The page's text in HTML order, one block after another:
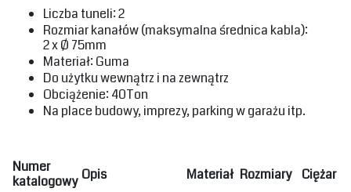
‎Liczba tuneli: 2‎
‎Rozmiar kanałów (maksymalna średnica kabla):‎
‎2 x Ø 75mm‎
‎Materiał: Guma‎
‎Do użytku wewnątrz i na zewnątrz‎
‎Obciążenie: 40Ton‎
‎Na place budowy, imprezy, parking w garażu itp.
Numer
katalogowy ‎Opis‎ ‎Materiał‎ ‎Rozmiary‎ ‎Ciężar‎